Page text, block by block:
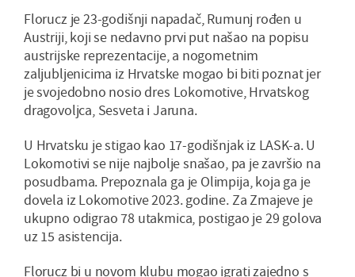
Florucz je 23-godišnji napadač, Rumunj rođen u
Austriji, koji se nedavno prvi put našao na popisu
austrijske reprezentacije, a nogometnim
zaljubljenicima iz Hrvatske mogao bi biti poznat jer
je svojedobno nosio dres Lokomotive, Hrvatskog
dragovoljca, Sesveta i Jaruna.
U Hrvatsku je stigao kao 17-godišnjak iz LASK-a. U
Lokomotivi se nije najbolje snašao, pa je završio na
posudbama. Prepoznala ga je Olimpija, koja ga je
dovela iz Lokomotive 2023. godine. Za Zmajeve je
ukupno odigrao 78 utakmica, postigao je 29 golova
uz 15 asistencija.
Florucz bi u novom klubu mogao igrati zajedno s